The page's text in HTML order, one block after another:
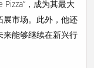
，成为其最大
展市场。此外，他还
来能够继续在新兴行